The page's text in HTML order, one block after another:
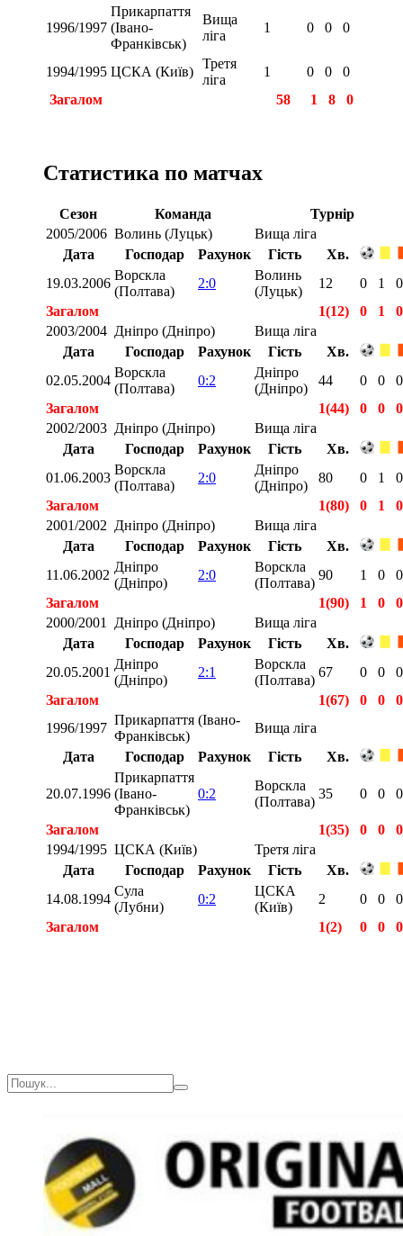
1996/1997
Прикарпаття
(Івано-
Франківськ)
Вища
ліга
1 0 0 0
1994/1995 ЦСКА (Київ)
Третя
ліга
1 0 0
0
Загалом
58 1 8 0
Статистика по матчах
Сезон Команда
Турнір
2005/2006 Волинь (Луцьк)
Вища ліга
Дата
Господар Рахунок Гість
Хв.
19.03.2006
Ворскла
(Полтава)
2:0
Волинь
(Луцьк)
12 0 1
0
Загалом
1(12) 0 1
0
2003/2004 Дніпро (Дніпро)
Вища ліга
Дата
Господар Рахунок Гість
Хв.
02.05.2004
Ворскла
(Полтава)
0:2
Дніпро
(Дніпро)
44 0 0
0
Загалом
1(44) 0 0
0
2002/2003 Дніпро (Дніпро)
Вища ліга
Дата
Господар Рахунок Гість
Хв.
01.06.2003
Ворскла
(Полтава)
2:0
Дніпро
(Дніпро)
80 0 1
0
Загалом
1(80) 0 1
0
2001/2002 Дніпро (Дніпро)
Вища ліга
Дата
Господар Рахунок Гість
Хв.
11.06.2002
Дніпро
(Дніпро)
2:0
Ворскла
(Полтава)
90 1 0
0
Загалом
1(90) 1 0
0
2000/2001
Дніпро (Дніпро)
Вища ліга
Дата
Господар Рахунок Гість
Хв.
20.05.2001
Дніпро
(Дніпро)
2:1
Ворскла
(Полтава)
67 0 0
0
Загалом
1(67) 0 0
0
1996/1997
Прикарпаття (Івано-
Франківськ)
Вища ліга
Дата
Господар Рахунок Гість Хв.
20.07.1996
Прикарпаття
(Івано-
Франківськ)
0:2
Ворскла
(Полтава)
35 0 0 0
Загалом 1(35) 0 0
0
1994/1995 ЦСКА (Київ)
Третя ліга
Дата
Господар Рахунок Гість
Хв.
14.08.1994
Сула
(Лубни)
0:2
ЦСКА
(Київ)
2 0 0
0
Загалом
1(2) 0 0
0